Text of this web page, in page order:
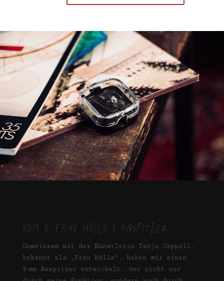
KUM X Frau Hölle | Anspitzer
Gemeinsam mit der Künstlerin Tanja Cappell,
bekannt als „Frau Hölle“, haben wir einen
8 mm Anspitzer entwickelt, der nicht nur